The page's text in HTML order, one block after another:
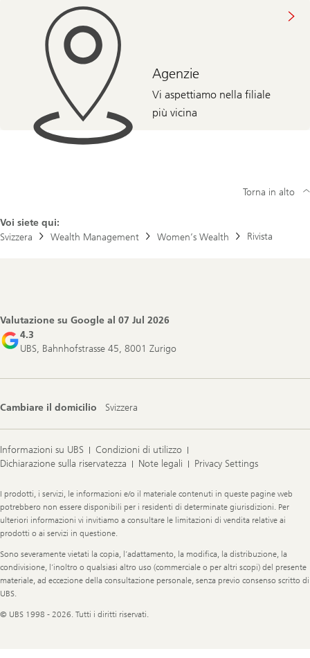
Agenzie
Vi aspettiamo nella filiale
più vicina
Voi siete qui:
Svizzera
Wealth Management Women’s Wealth Rivista
Torna in alto
Valutazione su Google al 07 Jul 2026
4.3
UBS, Bahnhofstrasse 45, 8001 Zurigo
Cambiare il domicilio Svizzera
Informazioni su UBS
Condizioni di utilizzo
Dichiarazione sulla riservatezza
Note legali Privacy Settings
Legal
Information
I prodotti, i servizi, le informazioni e/o il materiale contenuti in queste pagine web
potrebbero non essere disponibili per i residenti di determinate giurisdizioni. Per
ulteriori informazioni vi invitiamo a consultare le limitazioni di vendita relative ai
prodotti o ai servizi in questione.
Sono severamente vietati la copia, l’adattamento, la modifica, la distribuzione, la
condivisione, l’inoltro o qualsiasi altro uso (commerciale o per altri scopi) del presente
materiale, ad eccezione della consultazione personale, senza previo consenso scritto di
UBS.
© UBS 1998 - 2026. Tutti i diritti riservati.